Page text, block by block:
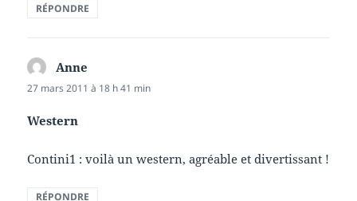
RÉPONDRE
Anne
27 mars 2011 à 18 h 41 min
Western
Contini1 : voilà un western, agréable et divertissant !
RÉPONDRE